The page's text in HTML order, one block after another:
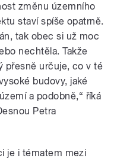
změnu územního
staví spíše opatrně.
tak obec si už moc
nechtěla. Takže
přesně určuje, co v té
budovy, jaké
a podobně,“ říká
Petra
je i tématem mezi